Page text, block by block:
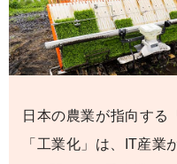
日本の農業が指向する
「工業化」は、IT産業